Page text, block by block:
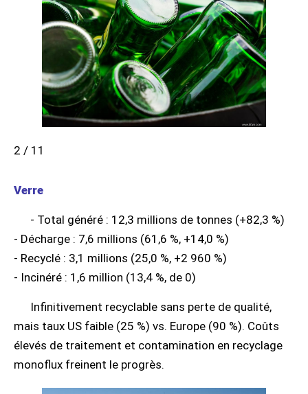
2 / 11
Verre
- Total généré : 12,3 millions de tonnes (+82,3 %)
- Décharge : 7,6 millions (61,6 %, +14,0 %)
- Recyclé : 3,1 millions (25,0 %, +2 960 %)
- Incinéré : 1,6 million (13,4 %, de 0)
Infinitivement recyclable sans perte de qualité,
mais taux US faible (25 %) vs. Europe (90 %). Coûts
élevés de traitement et contamination en recyclage
monoflux freinent le progrès.